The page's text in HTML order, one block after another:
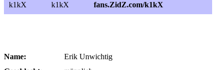
k1kX
k1kX fans.ZidZ.com/k1kX
Name:
Erik Unwichtig